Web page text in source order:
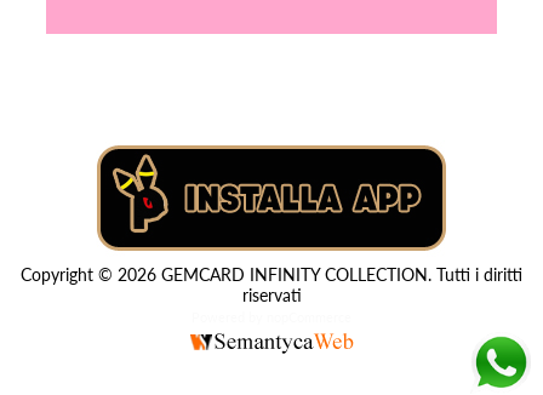
Copyright © 2026 GEMCARD INFINITY COLLECTION. Tutti i diritti
riservati